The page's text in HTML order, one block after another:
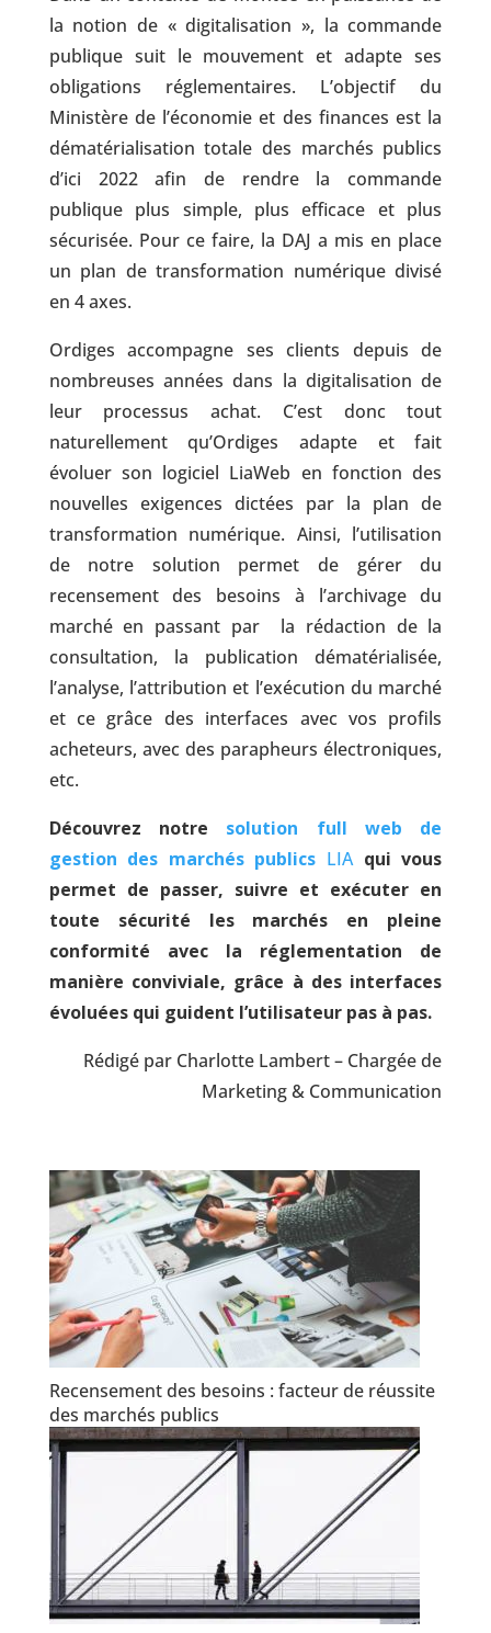
la notion de « digitalisation », la commande
publique suit le mouvement et adapte ses
obligations réglementaires. L’objectif du
Ministère de l’économie et des finances est la
dématérialisation totale des marchés publics
d’ici 2022 afin de rendre la commande
publique plus simple, plus efficace et plus
sécurisée. Pour ce faire, la DAJ a mis en place
un plan de transformation numérique divisé
en 4 axes.
Ordiges accompagne ses clients depuis de
nombreuses années dans la digitalisation de
leur processus achat. C’est donc tout
naturellement qu’Ordiges adapte et fait
évoluer son logiciel LiaWeb en fonction des
nouvelles exigences dictées par la plan de
transformation numérique. Ainsi, l’utilisation
de notre solution permet de gérer du
recensement des besoins à l’archivage du
marché en passant par la rédaction de la
consultation, la publication dématérialisée,
l’analyse, l’attribution et l’exécution du marché
et ce grâce des interfaces avec vos profils
acheteurs, avec des parapheurs électroniques,
etc.
Découvrez notre solution full web de
gestion des marchés publics LIAqui vous
permet de passer, suivre et exécuter en
toute sécurité les marchés en pleine
conformité avec la réglementation de
manière conviviale, grâce à des interfaces
évoluées qui guident l’utilisateur pas à pas.
Rédigé par Charlotte Lambert – Chargée de
Marketing & Communication
Recensement des besoins : facteur de réussite
des marchés publics